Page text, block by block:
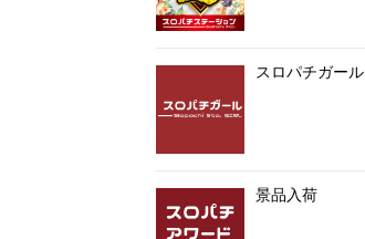
スロパチガール
景品入荷